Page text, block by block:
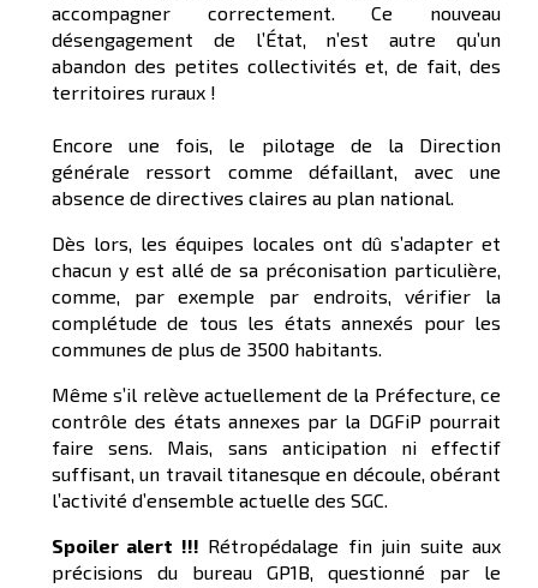
accompagner correctement. Ce nouveau
désengagement de l’État, n’est autre qu’un
abandon des petites collectivités et, de fait, des
territoires ruraux !
Encore une fois, le pilotage de la Direction
générale ressort comme défaillant, avec une
absence de directives claires au plan national.
Dès lors, les équipes locales ont dû s’adapter et
chacun y est allé de sa préconisation particulière,
comme, par exemple par endroits, vérifier la
complétude de tous les états annexés pour les
communes de plus de 3500 habitants.
Même s’il relève actuellement de la Préfecture, ce
contrôle des états annexes par la DGFiP pourrait
faire sens. Mais, sans anticipation ni effectif
suffisant, un travail titanesque en découle, obérant
l’activité d’ensemble actuelle des SGC.
Spoiler alert !!! Rétropédalage fin juin suite aux
précisions du bureau GP1B, questionné par le